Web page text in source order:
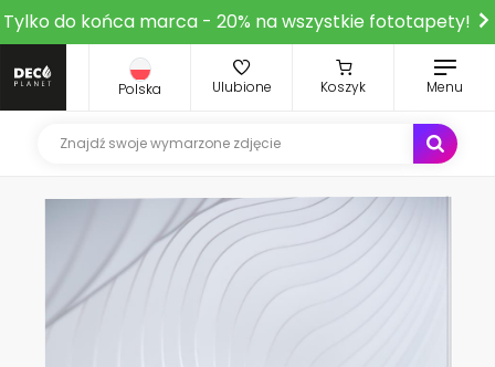
Tylko do końca marca - 20% na wszystkie fototapety!
Polska Ulubione Koszyk Menu